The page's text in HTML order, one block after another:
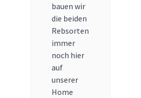
bauen wir
die beiden
Rebsorten
immer
noch hier
auf
unserer
Home